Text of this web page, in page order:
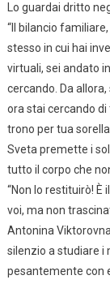
Lo guardai dritto
“Il bilancio
stesso in cui hai
virtuali, sei andato
cercando. Da
ora stai cercando
trono per tua
Sveta premette i
tutto il corpo che
“Non lo restituirò!
voi, ma non
Antonina
silenzio a studiare i
pesantemente con